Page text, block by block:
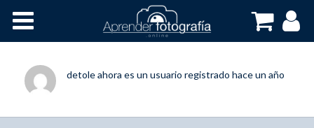
Cursos OnLine
detoleahora es un usuario registrado hace un año